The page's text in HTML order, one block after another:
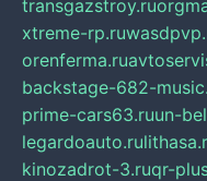
transgazstroy.ru
xtreme-rp.ru
orenferma.ru
backstage-682-
prime-cars63.ruun-
legardoauto.ru
kinozadrot-3.ruqr-